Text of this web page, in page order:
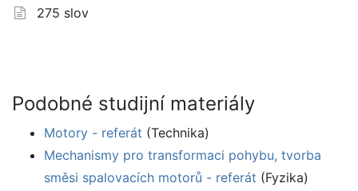
275 slov
Podobné studijní materiály
Motory - referát (Technika)
Mechanismy pro transformaci pohybu, tvorba
směsi spalovacích motorů - referát (Fyzika)